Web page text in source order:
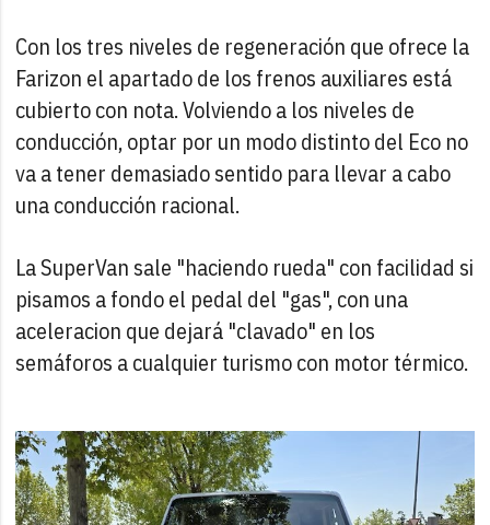
Con los tres niveles de regeneración que ofrece la
Farizon el apartado de los frenos auxiliares está
cubierto con nota. Volviendo a los niveles de
conducción, optar por un modo distinto del Eco no
va a tener demasiado sentido para llevar a cabo
una conducción racional.
La SuperVan sale "haciendo rueda" con facilidad si
pisamos a fondo el pedal del "gas", con una
aceleracion que dejará "clavado" en los
semáforos a cualquier turismo con motor térmico.